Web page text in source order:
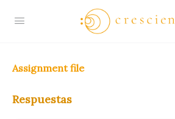
Assignment file
Respuestas